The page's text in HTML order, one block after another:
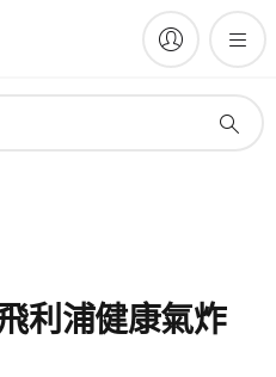
利浦健康氣炸